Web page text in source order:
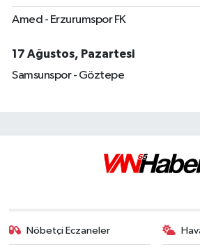
Amed - Erzurumspor FK
17 Ağustos, Pazartesi
Samsunspor - Göztepe
Nöbetçi Eczaneler